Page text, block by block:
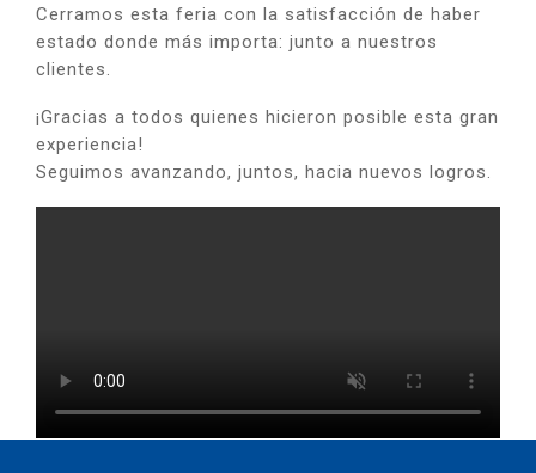
Cerramos esta feria con la satisfacción de haber
estado donde más importa: junto a nuestros
clientes.
¡Gracias a todos quienes hicieron posible esta gran
experiencia!
Seguimos avanzando, juntos, hacia nuevos logros.